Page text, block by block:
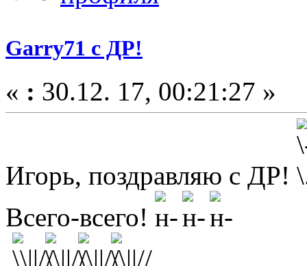
Garry71 с ДР!
« : 30.12. 17, 00:21:27 »
Игорь, поздравляю с ДР!
Всего-всего!